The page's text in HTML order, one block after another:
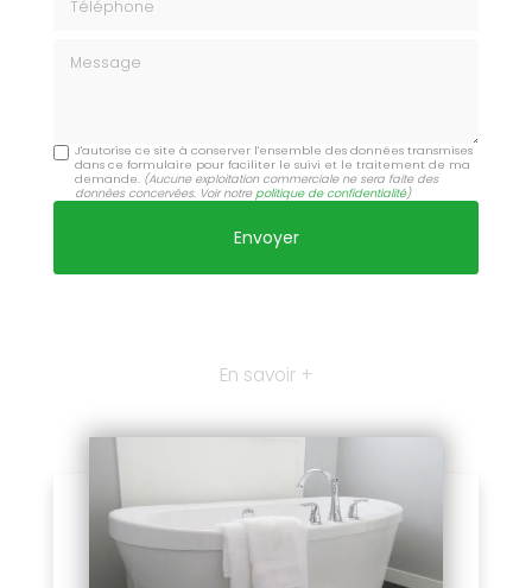
J'autorise ce site à conserver l'ensemble des données transmises
dans ce formulaire pour faciliter le suivi et le traitement de ma
demande. (Aucune exploitation commerciale ne sera faite des
données concervées. Voir notrepolitique de confidentialité)
En savoir +